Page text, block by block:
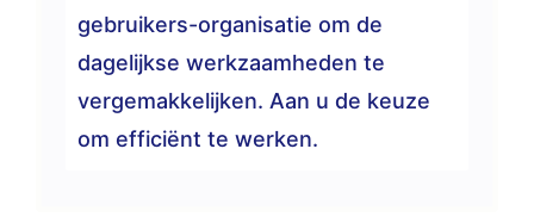
gebruikers-organisatie om de
dagelijkse werkzaamheden te
vergemakkelijken. Aan u de keuze
om efficiënt te werken.